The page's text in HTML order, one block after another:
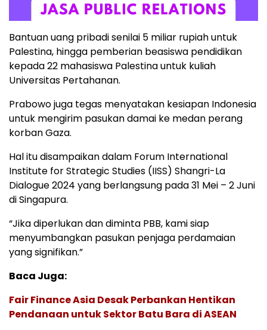
Bantuan uang pribadi senilai 5 miliar rupiah untuk
Palestina, hingga pemberian beasiswa pendidikan
kepada 22 mahasiswa Palestina untuk kuliah
Universitas Pertahanan.
Prabowo juga tegas menyatakan kesiapan Indonesia
untuk mengirim pasukan damai ke medan perang
korban Gaza.
Hal itu disampaikan dalam Forum International
Institute for Strategic Studies (IISS) Shangri-La
Dialogue 2024 yang berlangsung pada 31 Mei – 2 Juni
di Singapura.
“Jika diperlukan dan diminta PBB, kami siap
menyumbangkan pasukan penjaga perdamaian
yang signifikan.”
Baca Juga:
Fair Finance Asia Desak Perbankan Hentikan
Pendanaan untuk Sektor Batu Bara di ASEAN